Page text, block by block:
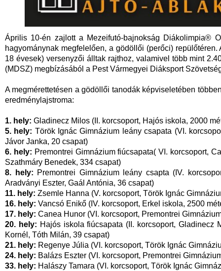
Április 10-én zajlott a Mezeifutó-bajnokság Diákolimpia®
hagyománynak megfelelően, a gödöllői (perőci)
18 évesek) versenyzői álltak rajthoz, valamivel több mint
(MDSZ) megbízásából a Pest Vármegyei Diáksport
A megmérettetésen a gödöllői tanodák képviseletében
eredménylajstroma:
1. hely: Gladinecz Milos (II. korcsoport, Hajós iskola, 2000
5. hely: Török Ignác Gimnázium leány csapata (VI.
Jávor Janka, 20 csapat)
6. hely: Premontrei Gimnázium fiúcsapata( VI. korcsoport,
Szathmáry Benedek, 334 csapat)
8. hely: Premontrei Gimnázium leány csapta (IV.
Aradványi Eszter, Gaál Antónia, 36 csapat)
11. hely: Zsemle Hanna (V. korcsoport, Török Ignác
16. hely: Vancsó Enikő (IV. korcsoport, Erkel iskola, 2500
17. hely: Canea Hunor (VI. korcsoport, Premontrei
20. hely: Hajós iskola fiúcsapata (II. korcsoport,
Kornél, Tóth Milán, 39 csapat)
21. hely: Regenye Júlia (VI. korcsoport, Török Ignác
24. hely: Balázs Eszter (VI. korcsoport, Premontrei
33. hely: Halászy Tamara (VI. korcsoport, Török Ignác